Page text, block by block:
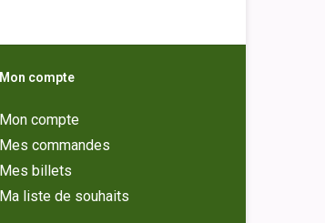
Mon compte
Mon compte
Mes commandes
Mes billets
Ma liste de souhaits